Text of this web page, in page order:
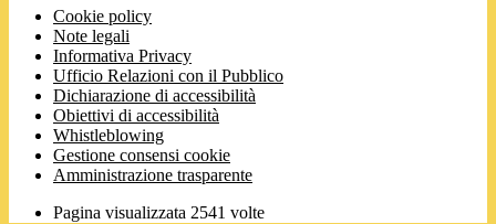
Cookie policy
Note legali
Informativa Privacy
Ufficio Relazioni con il Pubblico
Dichiarazione di accessibilità
Obiettivi di accessibilità
Whistleblowing
Gestione consensi cookie
Amministrazione trasparente
Pagina visualizzata 2541 volte